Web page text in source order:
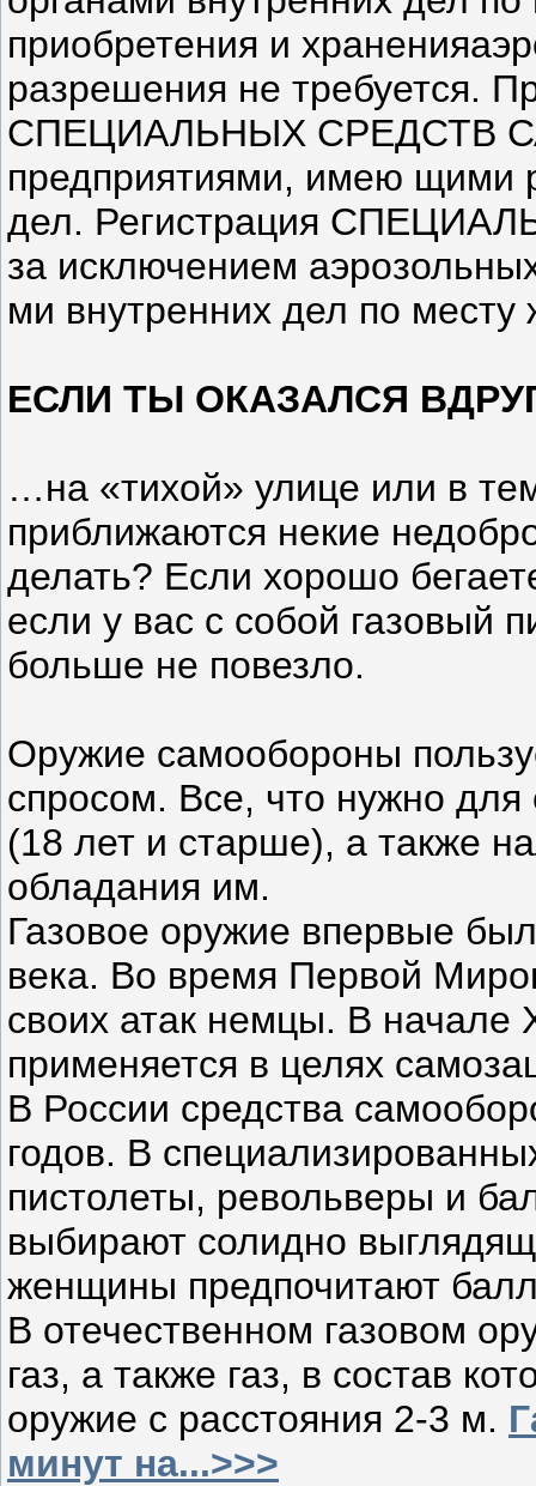
приобретения и
разрешения не требуется.
СПЕЦИАЛЬНЫХ СРЕДСТВ
предприятиями, имею щими
дел. Регистрация
за исключением
ми внутренних дел по месту
ЕСЛИ ТЫ ОКАЗАЛСЯ
…на «тихой» улице или в
приближаются некие
делать? Если хорошо
если у вас с собой газовый
больше не повезло.
Оружие самообороны
спросом. Все, что нужно
(18 лет и старше), а также
обладания им.
Газовое оружие впервые
века. Во время Первой
своих атак немцы. В начале
применяется в целях
В России средства
годов. В
пистолеты, револьверы и
выбирают солидно
женщины предпочитают
В отечественном газовом
газ, а также газ, в состав
оружие с расстояния 2-3 м.
минут на...>>>